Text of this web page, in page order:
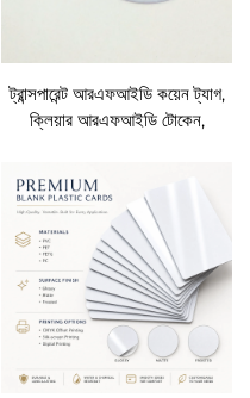
ট্রান্সপারেন্ট আরএফআইডি কয়েন ট্যাগ,
ক্লিয়ার আরএফআইডি টোকেন,